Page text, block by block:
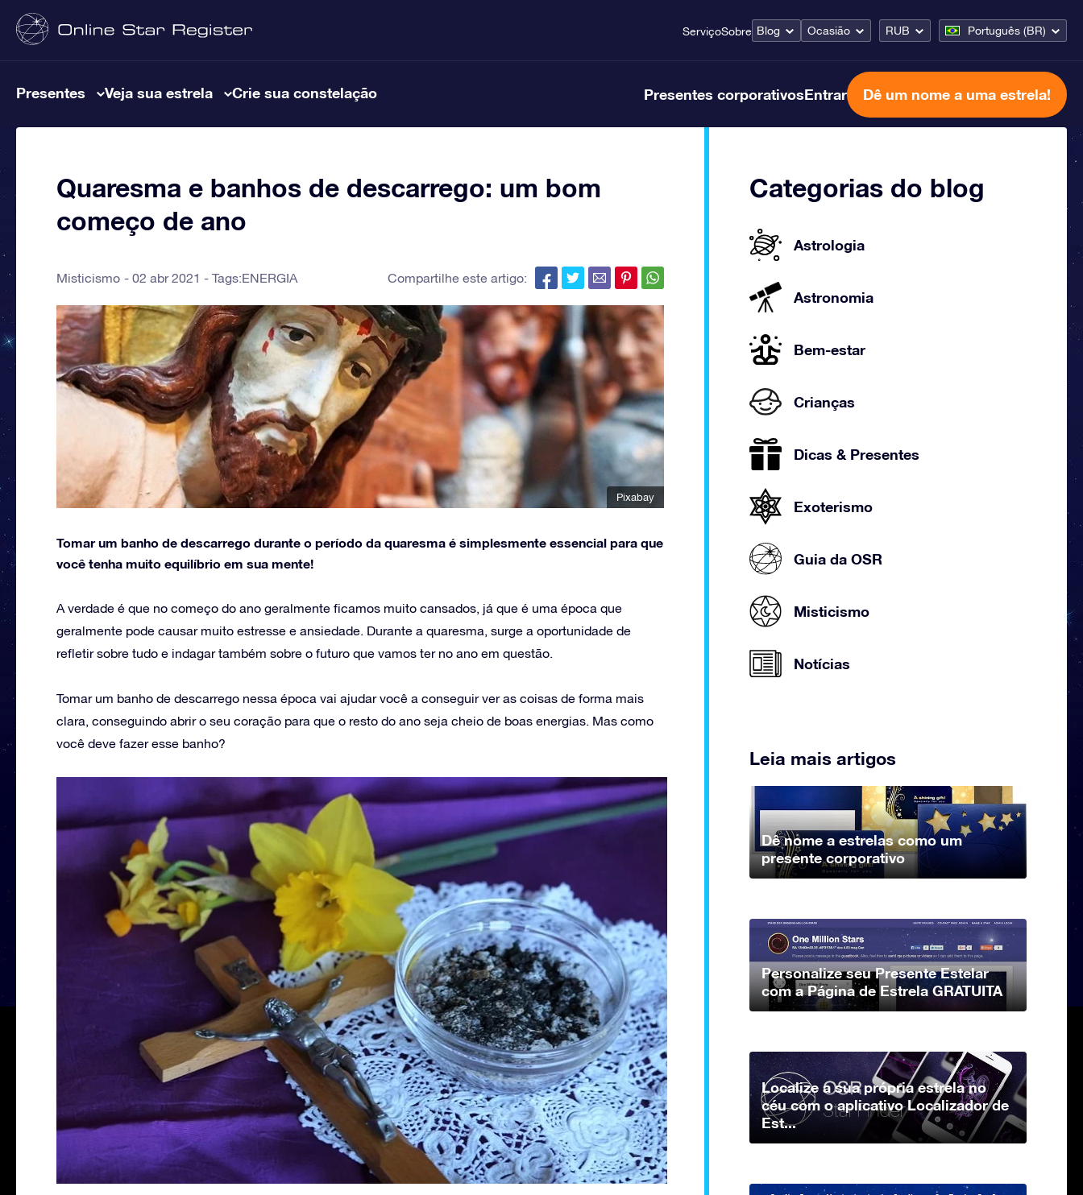
ServiçoSobre Blog Ocasião RUB Português (BR)
Presentes Veja sua estrela Crie sua constelação Presentes corporativosEntrar Dê um nome a uma estrela!
Quaresma e banhos de descarrego: um bom
começo de ano
Misticismo 02 abr 2021 - Tags:ENERGIA Compartilhe este artigo:
Pixabay
Tomar um banho de descarrego durante o período da quaresma é simplesmente essencial para que
você tenha muito equilíbrio em sua mente!
A verdade é que no começo do ano geralmente ficamos muito cansados, já que é uma época que
geralmente pode causar muito estresse e ansiedade. Durante a quaresma, surge a oportunidade de
refletir sobre tudo e indagar também sobre o futuro que vamos ter no ano em questão.
Tomar um banho de descarrego nessa época vai ajudar você a conseguir ver as coisas de forma mais
clara, conseguindo abrir o seu coração para que o resto do ano seja cheio de boas energias. Mas como
você deve fazer esse banho?
Categorias do blog
Astrologia
Astronomia
Bem-estar
Crianças
Dicas & Presentes
Exoterismo
Guia da OSR
Misticismo
Notícias
Leia mais artigos
Dê nome a estrelas como um
presente corporativo
Personalize seu Presente Estelar
com a Página de Estrela GRATUITA
Localize a sua própria estrela no
céu com o aplicativo Localizador de
Est...